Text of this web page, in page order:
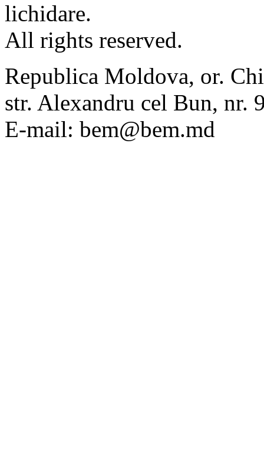
lichidare.
All rights reserved.
Republica Moldova, or.
str. Alexandru cel Bun, nr.
E-mail: bem@bem.md